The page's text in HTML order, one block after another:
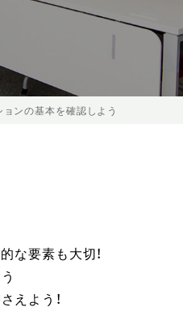
ョンの基本を確認しよう
な要素も大切！
えよう！